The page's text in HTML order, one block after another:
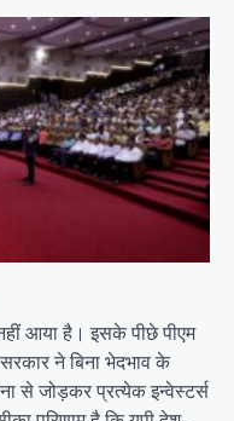
आया है। इसके पीछे पीएम
ने बिना भेदभाव के
से जोड़कर प्रत्येक इन्वेस्टर्स